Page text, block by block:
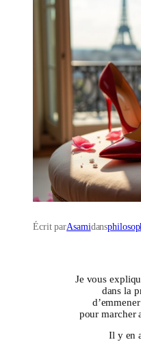
Écrit parAsamidans
Je vous
dans la
pour marcher
Il y en